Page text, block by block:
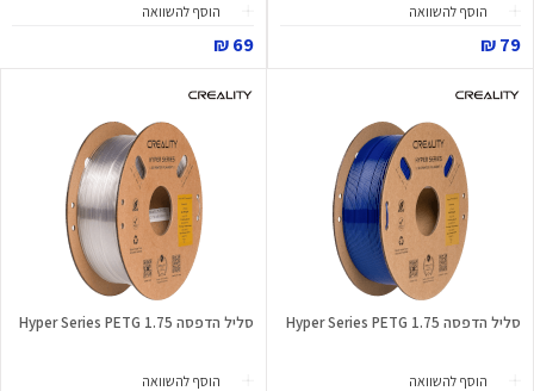
הוסף להשוואה
79 ₪
הוסף להשוואה
69 ₪
סליל הדפסה Hyper Series PETG 1.75
הוסף להשוואה
סליל הדפסה Hyper Series PETG 1.75
הוסף להשוואה